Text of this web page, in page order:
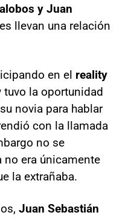
y Juan
llevan una relación
en el reality
tuvo la oportunidad
novia para hablar
con la llamada
no se
no era únicamente
la extrañaba.
Juan Sebastián